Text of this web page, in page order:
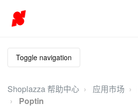
Toggle navigation
Shoplazza 帮助中心 应用市场
Poptin